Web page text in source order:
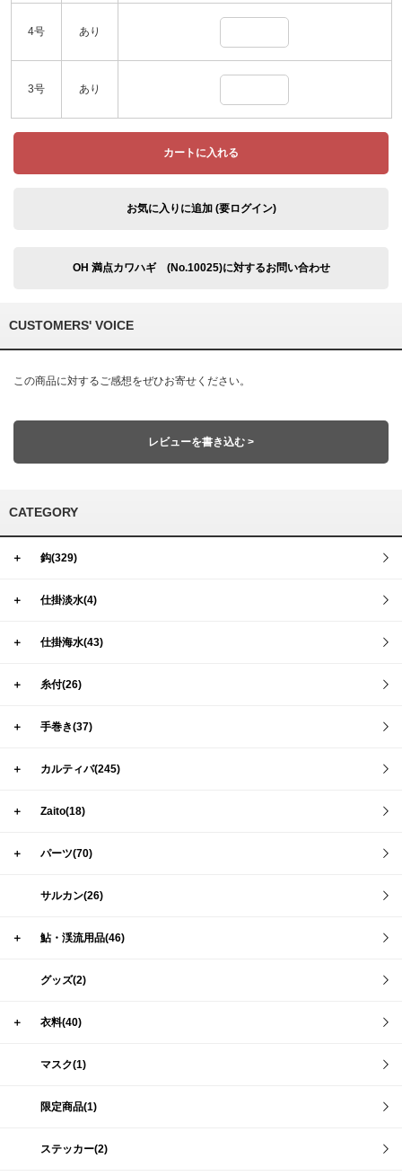
4号 あり
3号 あり
カートに入れる
お気に入りに追加 (要ログイン)
OH 満点カワハギ (No.10025)に対するお問い合わせ
CUSTOMERS' VOICE
この商品に対するご感想をぜひお寄せください。
レビューを書き込む >
CATEGORY
＋ 鈎(329)
＋ 仕掛淡水(4)
＋ 仕掛海水(43)
＋ 糸付(26)
＋ 手巻き(37)
＋ カルティバ(245)
＋ Zaito(18)
＋ パーツ(70)
サルカン(26)
＋ 鮎・渓流用品(46)
グッズ(2)
＋ 衣料(40)
マスク(1)
限定商品(1)
ステッカー(2)